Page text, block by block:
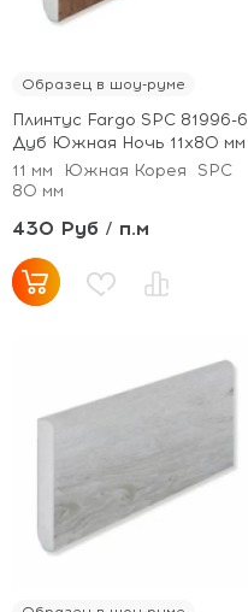
Образец в шоу-руме
Плинтус Fargo SPC 81996-6
Дуб Южная Ночь 11х80 мм
11 мм
Южная Корея
SPC
80 мм
430 Руб / п.м